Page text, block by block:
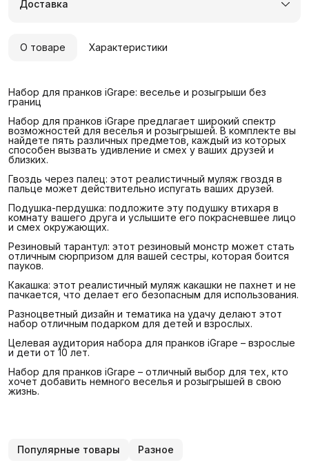
Доставка
О товаре Характеристики
Набор для пранков iGrape: веселье и розыгрыши без
границ
Набор для пранков iGrape предлагает широкий спектр
возможностей для веселья и розыгрышей. В комплекте вы
найдете пять различных предметов, каждый из которых
способен вызвать удивление и смех у ваших друзей и
близких.
Гвоздь через палец: этот реалистичный муляж гвоздя в
пальце может действительно испугать ваших друзей.
Подушка-пердушка: подложите эту подушку втихаря в
комнату вашего друга и услышите его покрасневшее лицо
и смех окружающих.
Резиновый тарантул: этот резиновый монстр может стать
отличным сюрпризом для вашей сестры, которая боится
пауков.
Какашка: этот реалистичный муляж какашки не пахнет и не
пачкается, что делает его безопасным для использования.
Разноцветный дизайн и тематика на удачу делают этот
набор отличным подарком для детей и взрослых.
Целевая аудитория набора для пранков iGrape – взрослые
и дети от 10 лет.
Набор для пранков iGrape – отличный выбор для тех, кто
хочет добавить немного веселья и розыгрышей в свою
жизнь.
Популярные товары Разное